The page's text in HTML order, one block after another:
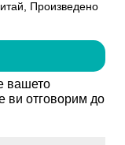
Произведено
вашето
ви отговорим до